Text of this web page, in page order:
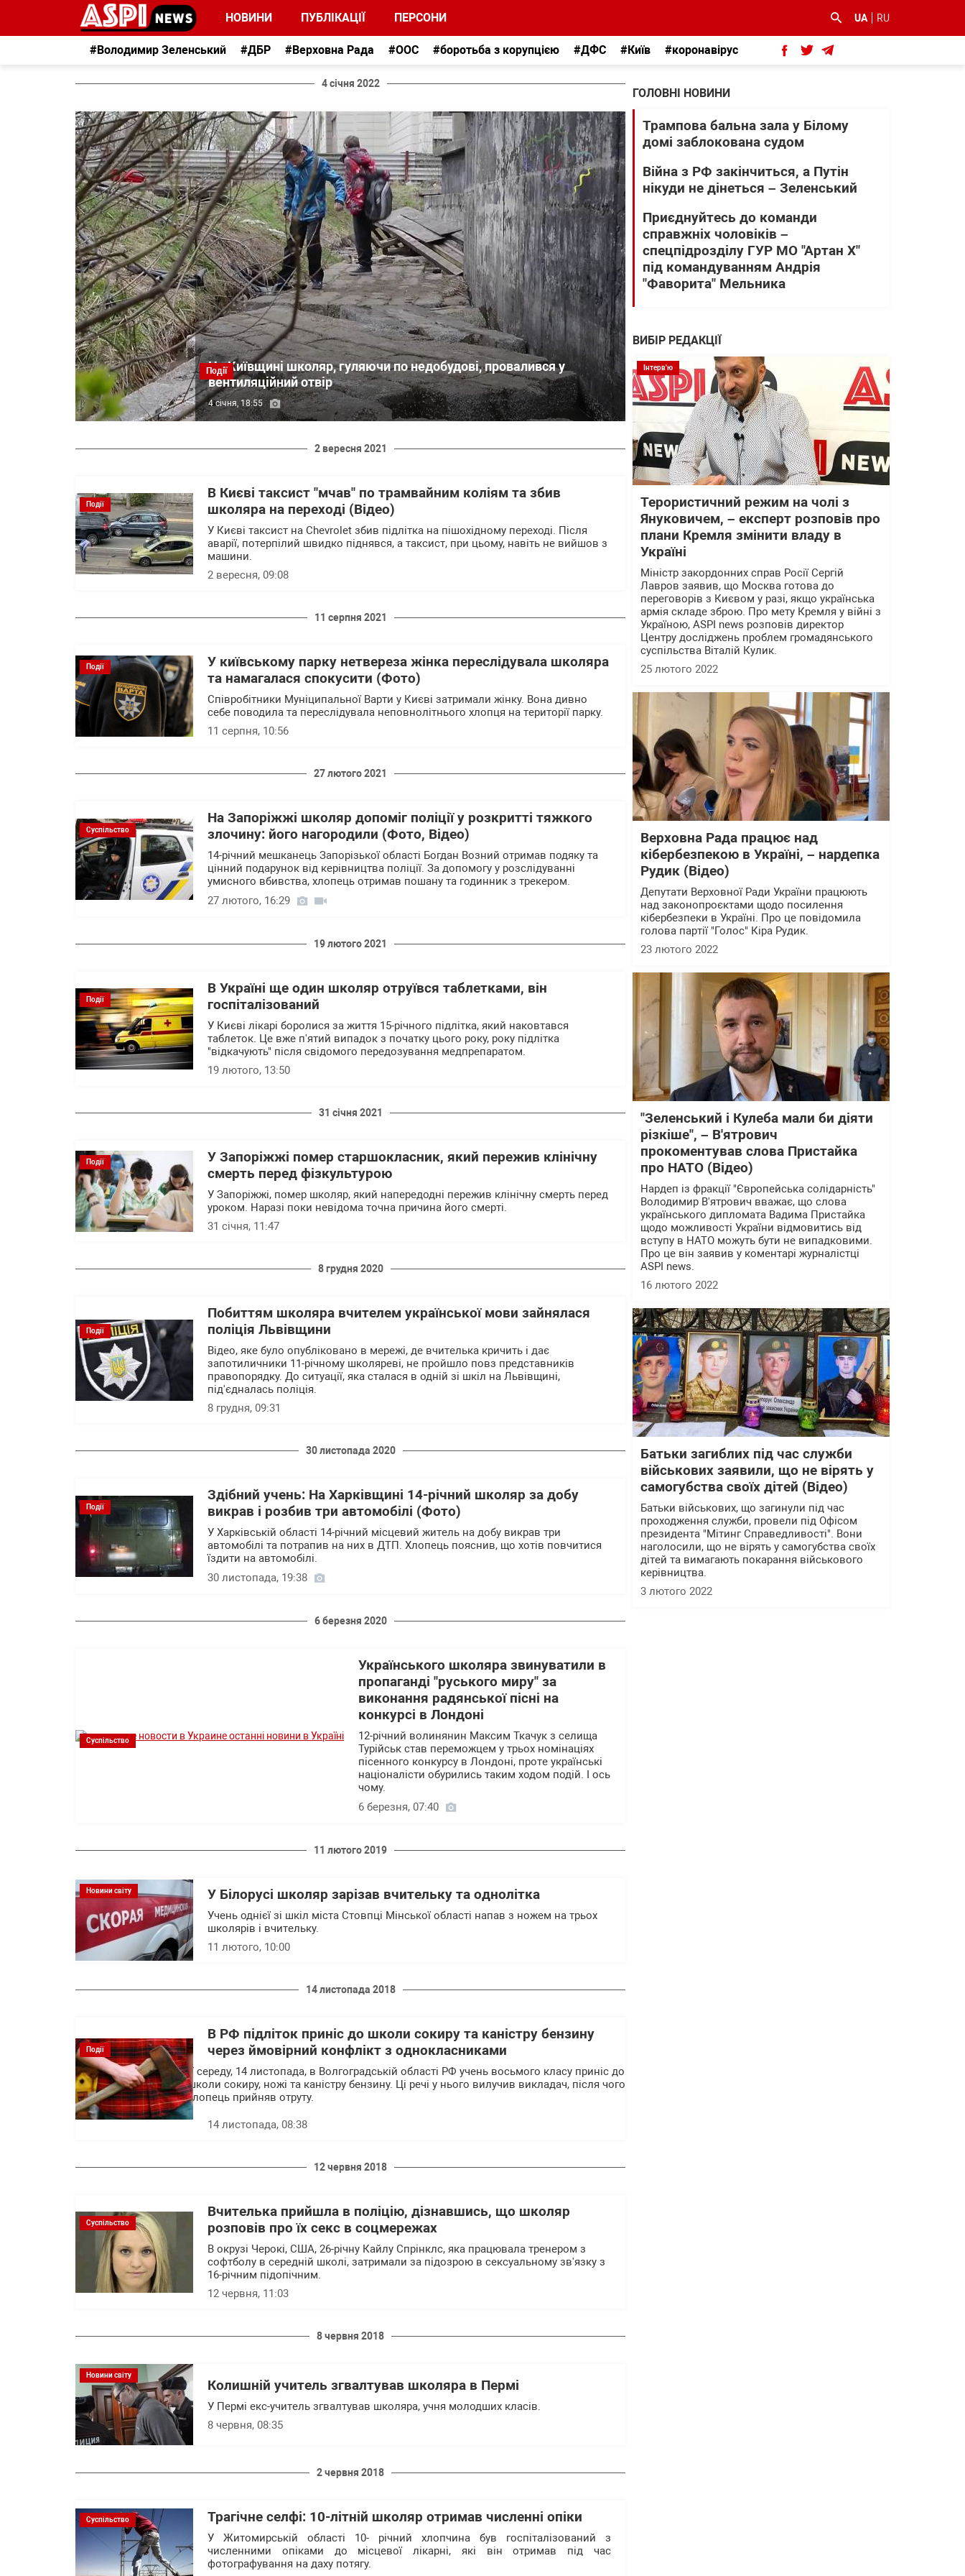
НОВИНИ ПУБЛІКАЦІЇ ПЕРСОНИ UA RU
#Володимир Зеленський #ДБР #Верховна Рада #ООС #боротьба з корупцією #ДФС #Київ #коронавірус
4 січня 2022
Події
На Київщині школяр, гуляючи по недобудові, провалився у
вентиляційний отвір
4 січня, 18:55
2 вересня 2021
Події
В Києві таксист "мчав" по трамвайним коліям та збив
школяра на переході (Відео)
У Києві таксист на Chevrolet збив підлітка на пішохідному переході. Після
аварії, потерпілий швидко піднявся, а таксист, при цьому, навіть не вийшов з
машини.
2 вересня, 09:08
11 серпня 2021
Події
У київському парку нетвереза жінка переслідувала школяра
та намагалася спокусити (Фото)
Співробітники Муніципальної Варти у Києві затримали жінку. Вона дивно
себе поводила та переслідувала неповнолітнього хлопця на території парку.
11 серпня, 10:56
27 лютого 2021
Суспільство
На Запоріжжі школяр допоміг поліції у розкритті тяжкого
злочину: його нагородили (Фото, Відео)
14-річний мешканець Запорізької області Богдан Возний отримав подяку та
цінний подарунок від керівництва поліції. За допомогу у розслідуванні
умисного вбивства, хлопець отримав пошану та годинник з трекером.
27 лютого, 16:29
19 лютого 2021
Події
В Україні ще один школяр отруївся таблетками, він
госпіталізований
У Києві лікарі боролися за життя 15-річного підлітка, який наковтався
таблеток. Це вже п'ятий випадок з початку цього року, року підлітка
"відкачують" після свідомого передозування медпрепаратом.
19 лютого, 13:50
31 січня 2021
Події
У Запоріжжі помер старшокласник, який пережив клінічну
смерть перед фізкультурою
У Запоріжжі, помер школяр, який напередодні пережив клінічну смерть перед
уроком. Наразі поки невідома точна причина його смерті.
31 січня, 11:47
8 грудня 2020
Події
Побиттям школяра вчителем української мови зайнялася
поліція Львівщини
Відео, яке було опубліковано в мережі, де вчителька кричить і дає
запотиличники 11-річному школяреві, не пройшло повз представників
правопорядку. До ситуації, яка сталася в одній зі шкіл на Львівщині,
під'єдналась поліція.
8 грудня, 09:31
30 листопада 2020
Події
Здібний учень: На Харківщині 14-річний школяр за добу
викрав і розбив три автомобілі (Фото)
У Харківській області 14-річний місцевий житель на добу викрав три
автомобілі та потрапив на них в ДТП. Хлопець пояснив, що хотів повчитися
їздити на автомобілі.
30 листопада, 19:38
6 березня 2020
Суспільство
Українського школяра звинуватили в
пропаганді "руського миру" за
виконання радянської пісні на
конкурсі в Лондоні
12-річний волинянин Максим Ткачук з селища
Турійськ став переможцем у трьох номінаціях
пісенного конкурсу в Лондоні, проте українські
націоналісти обурились таким ходом подій. І ось
чому.
6 березня, 07:40
11 лютого 2019
Новини світу У Білорусі школяр зарізав вчительку та однолітка
Учень однієї зі шкіл міста Стовпці Мінської області напав з ножем на трьох
школярів і вчительку.
11 лютого, 10:00
14 листопада 2018
Події
В РФ підліток приніс до школи сокиру та каністру бензину
через ймовірний конфлікт з однокласниками
У середу, 14 листопада, в Волгоградській області РФ учень восьмого класу приніс до
школи сокиру, ножі та каністру бензину. Ці речі у нього вилучив викладач, після чого
хлопець прийняв отруту.
14 листопада, 08:38
12 червня 2018
Суспільство
Вчителька прийшла в поліцію, дізнавшись, що школяр
розповів про їх секс в соцмережах
В окрузі Черокі, США, 26-річну Кайлу Спрінклс, яка працювала тренером з
софтболу в середній школі, затримали за підозрою в сексуальному зв'язку з
16-річним підопічним.
12 червня, 11:03
8 червня 2018
Новини світу
Колишній учитель згвалтував школяра в Пермі
У Пермі екс-учитель згвалтував школяра, учня молодших класів.
8 червня, 08:35
2 червня 2018
Суспільство Трагічне селфі: 10-літній школяр отримав численні опіки
У Житомирській області 10- річний хлопчина був госпіталізований з
численними опіками до місцевої лікарні, які він отримав під час
фотографування на даху потягу.
ГОЛОВНІ НОВИНИ
Трампова бальна зала у Білому
домі заблокована судом
Війна з РФ закінчиться, а Путін
нікуди не дінеться – Зеленський
Приєднуйтесь до команди
справжніх чоловіків –
спецпідрозділу ГУР МО "Артан Х"
під командуванням Андрія
"Фаворита" Мельника
ВИБІР РЕДАКЦІЇ
Інтерв'ю
Терористичний режим на чолі з
Януковичем, – експерт розповів про
плани Кремля змінити владу в
Україні
Міністр закордонних справ Росії Сергій
Лавров заявив, що Москва готова до
переговорів з Києвом у разі, якщо українська
армія складе зброю. Про мету Кремля у війні з
Україною, ASPI news розповів директор
Центру досліджень проблем громадянського
суспільства Віталій Кулик.
25 лютого 2022
Верховна Рада працює над
кібербезпекою в Україні, – нардепка
Рудик (Відео)
Депутати Верховної Ради України працюють
над законопроєктами щодо посилення
кібербезпеки в Україні. Про це повідомила
голова партії "Голос" Кіра Рудик.
23 лютого 2022
"Зеленський і Кулеба мали би діяти
різкіше", – В'ятрович
прокоментував слова Пристайка
про НАТО (Відео)
Нардеп із фракції "Європейська солідарність"
Володимир В'ятрович вважає, що слова
українського дипломата Вадима Пристайка
щодо можливості України відмовитись від
вступу в НАТО можуть бути не випадковими.
Про це він заявив у коментарі журналістці
ASPI news.
16 лютого 2022
Батьки загиблих під час служби
військових заявили, що не вірять у
самогубства своїх дітей (Відео)
Батьки військових, що загинули під час
проходження служби, провели під Офісом
президента "Мітинг Справедливості". Вони
наголосили, що не вірять у самогубства своїх
дітей та вимагають покарання військового
керівництва.
3 лютого 2022